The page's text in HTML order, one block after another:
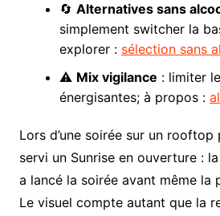
🔄 Alternatives sans
simplement switcher la
explorer : sélection sans
⚠️ Mix vigilance : limiter
énergisantes; à propos :
Lors d’une soirée sur un rooftop
servi un Sunrise en ouverture :
a lancé la soirée avant même la
Le visuel compte autant que la